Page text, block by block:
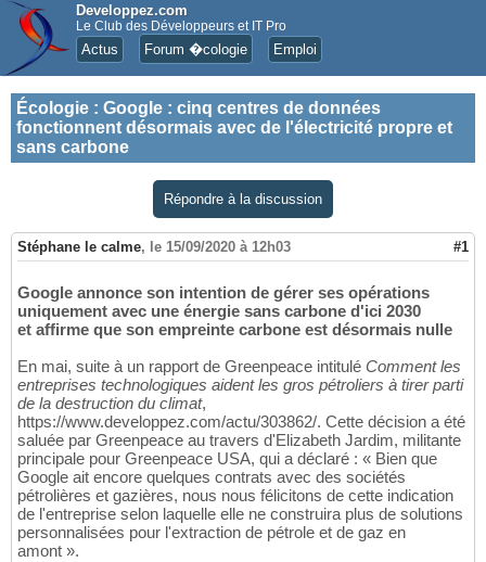
Developpez.com
Le Club des Développeurs et IT Pro
Actus Forum �cologie Emploi
Écologie : Google : cinq centres de données
fonctionnent désormais avec de l'électricité propre et
sans carbone
Répondre à la discussion
Stéphane le calme, le 15/09/2020 à 12h03 #1
Google annonce son intention de gérer ses opérations
uniquement avec une énergie sans carbone d'ici 2030
et affirme que son empreinte carbone est désormais nulle
En mai, suite à un rapport de Greenpeace intitulé Comment les
entreprises technologiques aident les gros pétroliers à tirer parti
de la destruction du climat,
https://www.developpez.com/actu/303862/. Cette décision a été
saluée par Greenpeace au travers d'Elizabeth Jardim, militante
principale pour Greenpeace USA, qui a déclaré : « Bien que
Google ait encore quelques contrats avec des sociétés
pétrolières et gazières, nous nous félicitons de cette indication
de l'entreprise selon laquelle elle ne construira plus de solutions
personnalisées pour l'extraction de pétrole et de gaz en
amont ».